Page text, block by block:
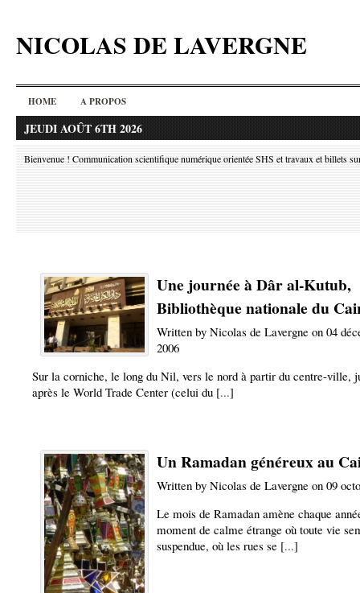
NICOLAS DE LAVERGNE
HOME A PROPOS
JEUDI AOÛT 6TH 2026
Bienvenue ! Communication scientifique numérique orientée SHS et travaux et billets
Une journée à Dâr al-Kutub,
Bibliothèque nationale du
Written by Nicolas de Lavergne on 04
2006
Sur la corniche, le long du Nil, vers le nord à partir du centre-ville,
après le World Trade Center (celui du [...]
Un Ramadan généreux au
Written by Nicolas de Lavergne on 09
Le mois de Ramadan amène chaque
moment de calme étrange où toute vie
suspendue, où les rues se [...]